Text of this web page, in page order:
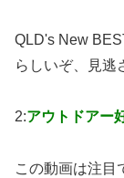
QLD's New
らしいぞ、見逃
2:アウトドアー
この動画は注目